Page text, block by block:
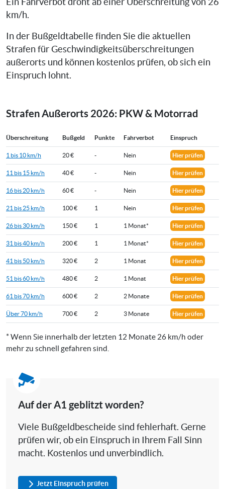
Ein Fahrverbot droht ab einer Überschreitung von 26
km/h.
In der Bußgeldtabelle finden Sie die aktuellen
Strafen für Geschwindigkeitsüberschreitungen
außerorts und können kostenlos prüfen, ob sich ein
Einspruch lohnt.
Strafen Außerorts 2026: PKW & Motorrad
Überschreitung Bußgeld Punkte Fahrverbot Einspruch
1 bis 10 km/h 20 € - Nein Hier prüfen
11 bis 15 km/h 40 € - Nein Hier prüfen
16 bis 20 km/h 60 € - Nein Hier prüfen
21 bis 25 km/h 100 € 1 Nein Hier prüfen
26 bis 30 km/h 150 € 1 1 Monat* Hier prüfen
31 bis 40 km/h 200 € 1 1 Monat* Hier prüfen
41 bis 50 km/h 320 € 2 1 Monat Hier prüfen
51 bis 60 km/h 480 € 2 1 Monat Hier prüfen
61 bis 70 km/h 600 € 2 2 Monate Hier prüfen
Über 70 km/h 700 € 2 3 Monate Hier prüfen
* Wenn Sie innerhalb der letzten 12 Monate 26 km/h oder
mehr zu schnell gefahren sind.
Auf der A1 geblitzt worden?
Viele Bußgeldbescheide sind fehlerhaft. Gerne
prüfen wir, ob ein Einspruch in Ihrem Fall Sinn
macht. Kostenlos und unverbindlich.
Jetzt Einspruch prüfen